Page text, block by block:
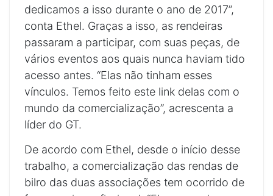
dedicamos a isso durante o ano de 2017”,
conta Ethel. Graças a isso, as rendeiras
passaram a participar, com suas peças, de
vários eventos aos quais nunca haviam tido
acesso antes. “Elas não tinham esses
vínculos. Temos feito este link delas com o
mundo da comercialização”, acrescenta a
líder do GT.
De acordo com Ethel, desde o início desse
trabalho, a comercialização das rendas de
bilro das duas associações tem ocorrido de